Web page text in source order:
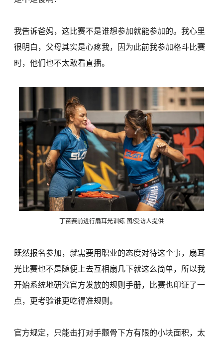
我告诉爸妈，这比赛不是谁想参加就能参加的。我心里
很明白，父母其实是心疼我，因为此前我参加格斗比赛
时，他们也不太敢看直播。
丁苗赛前进行扇耳光训练 图/受访人提供
既然报名参加，就需要用职业的态度对待这个事，扇耳
光比赛也不是随便上去互相扇几下就这么简单，所以我
开始系统地研究官方发放的规则手册，比赛也印证了一
点，更考验谁更吃得准规则。
官方规定，只能击打对手颧骨下方有限的小块面积，太